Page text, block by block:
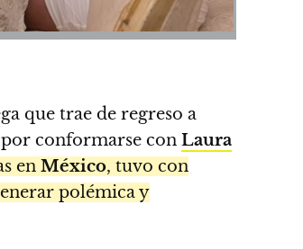
que trae de regreso a
conformarse con Laura
en México, tuvo con
polémica y